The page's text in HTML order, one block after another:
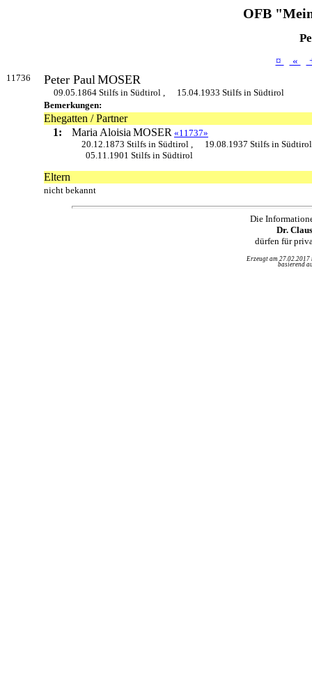
OFB
¤ «
11736 Peter PaulMOSER
09.05.1864 Stilfs in Südtirol ,
15.04.1933 Stilfs in Südtirol
Bemerkungen:
Ehegatten / Partner
1:
Maria Aloisia MOSER «11737»
20.12.1873 Stilfs in Südtirol ,
19.08.1937 Stilfs in Südtirol
05.11.1901 Stilfs in Südtirol
Eltern
nicht bekannt
Die
Dr.
dürfen für
Erzeugt am
basierend